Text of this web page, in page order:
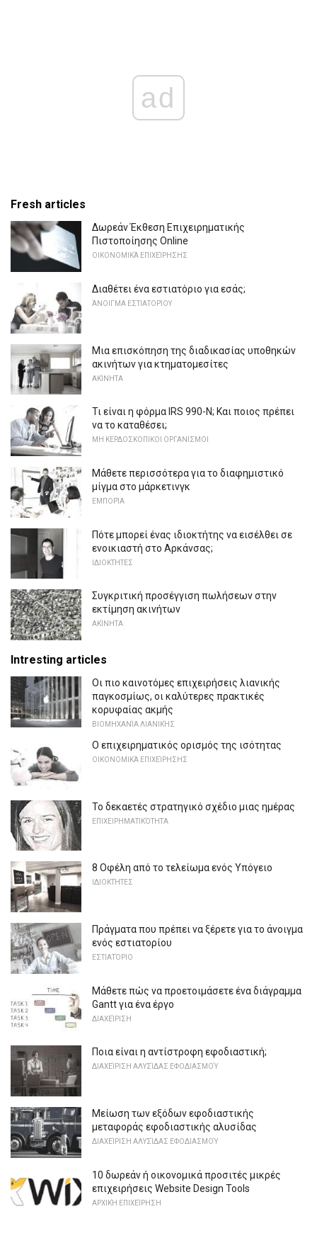
ad
Fresh articles
Δωρεάν Έκθεση Επιχειρηματικής
Πιστοποίησης Online
ΟΙΚΟΝΟΜΙΚΆ ΕΠΙΧΕΊΡΗΣΗΣ
Διαθέτει ένα εστιατόριο για εσάς;
ΆΝΟΙΓΜΑ ΕΣΤΙΑΤΟΡΊΟΥ
Μια επισκόπηση της διαδικασίας υποθηκών
ακινήτων για κτηματομεσίτες
ΑΚΊΝΗΤΑ
Τι είναι η φόρμα IRS 990-N; Και ποιος πρέπει
να το καταθέσει;
ΜΗ ΚΕΡΔΟΣΚΟΠΙΚΟΙ ΟΡΓΑΝΙΣΜΟΙ
Μάθετε περισσότερα για το διαφημιστικό
μίγμα στο μάρκετινγκ
ΕΜΠΟΡΊΑ
Πότε μπορεί ένας ιδιοκτήτης να εισέλθει σε
ενοικιαστή στο Αρκάνσας;
ΙΔΙΟΚΤΉΤΕΣ
Συγκριτική προσέγγιση πωλήσεων στην
εκτίμηση ακινήτων
ΑΚΊΝΗΤΑ
Intresting articles
Οι πιο καινοτόμες επιχειρήσεις λιανικής
παγκοσμίως, οι καλύτερες πρακτικές
κορυφαίας ακμής
ΒΙΟΜΗΧΑΝΊΑ ΛΙΑΝΙΚΉΣ
Ο επιχειρηματικός ορισμός της ισότητας
ΟΙΚΟΝΟΜΙΚΆ ΕΠΙΧΕΊΡΗΣΗΣ
Το δεκαετές στρατηγικό σχέδιο μιας ημέρας
ΕΠΙΧΕΙΡΗΜΑΤΙΚΌΤΗΤΑ
8 Οφέλη από το τελείωμα ενός Υπόγειο
ΙΔΙΟΚΤΉΤΕΣ
Πράγματα που πρέπει να ξέρετε για το άνοιγμα
ενός εστιατορίου
ΕΣΤΙΑΤΌΡΙΟ
Μάθετε πώς να προετοιμάσετε ένα διάγραμμα
Gantt για ένα έργο
ΔΙΑΧΕΊΡΙΣΗ
Ποια είναι η αντίστροφη εφοδιαστική;
ΔΙΑΧΕΊΡΙΣΗ ΑΛΥΣΊΔΑΣ ΕΦΟΔΙΑΣΜΟΎ
Μείωση των εξόδων εφοδιαστικής
μεταφοράς εφοδιαστικής αλυσίδας
ΔΙΑΧΕΊΡΙΣΗ ΑΛΥΣΊΔΑΣ ΕΦΟΔΙΑΣΜΟΎ
10 δωρεάν ή οικονομικά προσιτές μικρές
επιχειρήσεις Website Design Tools
ΑΡΧΙΚΉ ΕΠΙΧΕΊΡΗΣΗ